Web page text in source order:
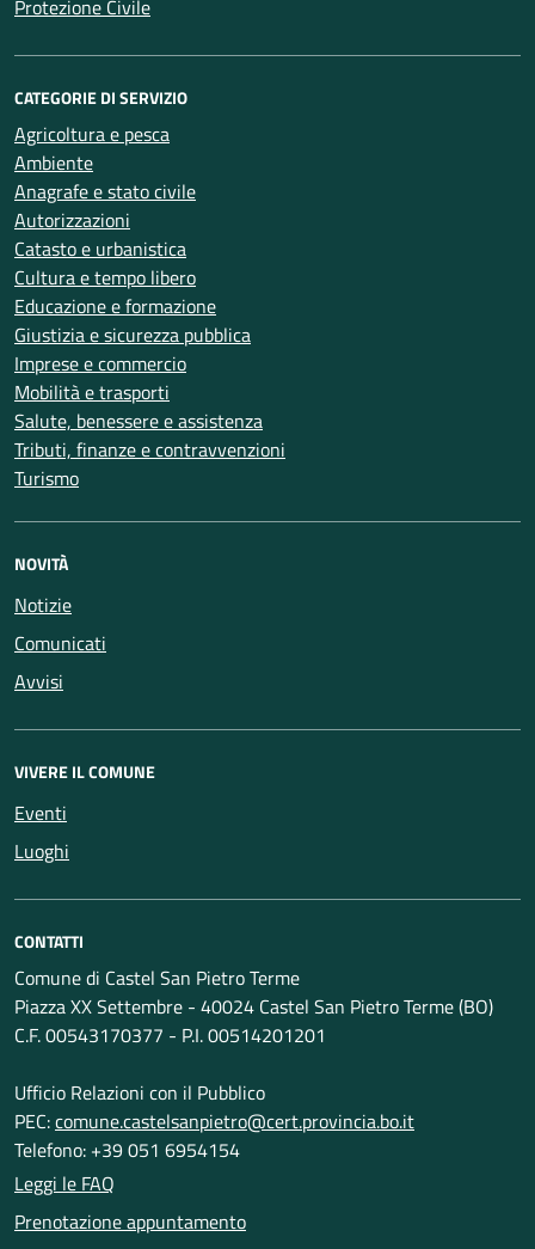
Protezione Civile
CATEGORIE DI SERVIZIO
Agricoltura e pesca
Ambiente
Anagrafe e stato civile
Autorizzazioni
Catasto e urbanistica
Cultura e tempo libero
Educazione e formazione
Giustizia e sicurezza pubblica
Imprese e commercio
Mobilità e trasporti
Salute, benessere e assistenza
Tributi, finanze e contravvenzioni
Turismo
NOVITÀ
Notizie
Comunicati
Avvisi
VIVERE IL COMUNE
Eventi
Luoghi
CONTATTI
Comune di Castel San Pietro Terme
Piazza XX Settembre - 40024 Castel San Pietro Terme (BO)
C.F. 00543170377 - P.I. 00514201201
Ufficio Relazioni con il Pubblico
PEC:comune.castelsanpietro@cert.provincia.bo.it
Telefono: +39 051 6954154
Leggi le FAQ
Prenotazione appuntamento